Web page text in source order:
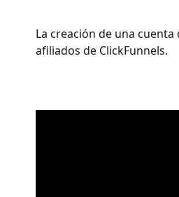
La creación de una
afiliados de ClickFunnels.